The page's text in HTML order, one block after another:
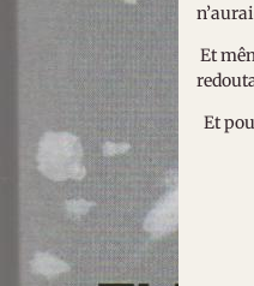
Et
Et